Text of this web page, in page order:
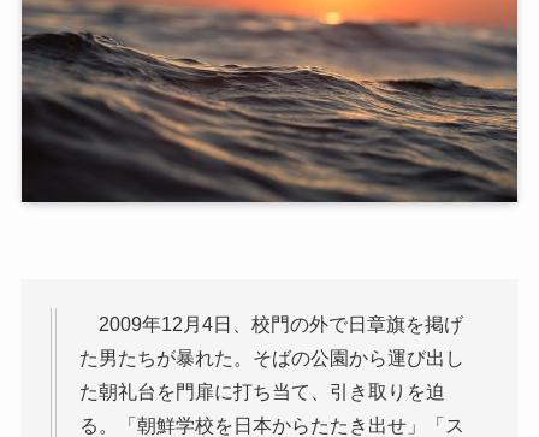
2009年12月4日、校門の外で日章旗を掲げ
た男たちが暴れた。そばの公園から運び出し
た朝礼台を門扉に打ち当て、引き取りを迫
る。「朝鮮学校を日本からたたき出せ」「ス